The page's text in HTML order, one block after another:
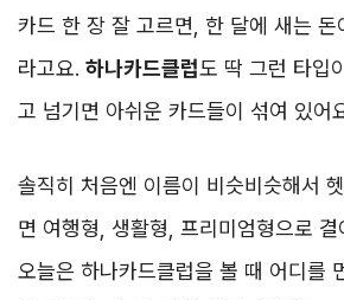
카드 한 장 잘 고르면, 한 달에 새는 돈
라고요. 하나카드클럽도 딱 그런 타입
고 넘기면 아쉬운 카드들이 섞여 있어
솔직히 처음엔 이름이 비슷비슷해서
면 여행형, 생활형, 프리미엄형으로 결
오늘은 하나카드클럽을 볼 때 어디를